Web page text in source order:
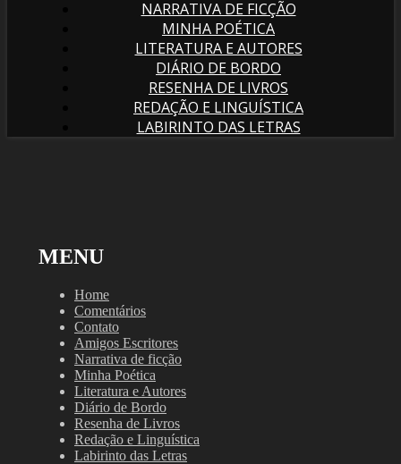
NARRATIVA DE FICÇÃO
MINHA POÉTICA
LITERATURA E AUTORES
DIÁRIO DE BORDO
RESENHA DE LIVROS
REDAÇÃO E LINGUÍSTICA
LABIRINTO DAS LETRAS
MENU
Home
Comentários
Contato
Amigos Escritores
Narrativa de ficção
Minha Poética
Literatura e Autores
Diário de Bordo
Resenha de Livros
Redação e Linguística
Labirinto das Letras